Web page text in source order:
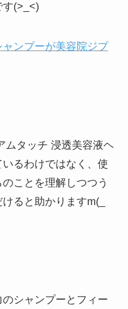
す(>_<)
ャンプーが美容院ジプ
ムタッチ 浸透美容液ヘ
るわけではなく、使
ことを理解しつつう
ると助かりますm(_
シャンプーとフィー